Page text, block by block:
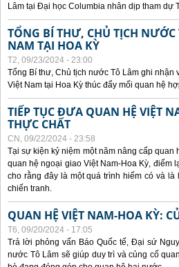
Lâm tại Đại học Columbia nhân dịp tham
TỔNG BÍ THƯ, CHỦ TỊCH
NAM TẠI HOA KỲ
T2, 09/23/2024 - 23:00
Tổng Bí thư, Chủ tịch nước Tô Lâm ghi
Việt Nam tại Hoa Kỳ thúc đẩy mối quan hệ
TIẾP TỤC ĐƯA QUAN HỆ VIỆT
THỰC CHẤT
CN, 09/22/2024 - 23:58
Tại sự kiện kỷ niệm một năm nâng cấp
quan hệ ngoại giao Việt Nam-Hoa Kỳ, điểm
cho rằng đây là một quá trình hiếm có và
chiến tranh.
QUAN HỆ VIỆT NAM-HOA KỲ:
T6, 09/20/2024 - 17:05
Trả lời phỏng vấn Báo Quốc tế, Đại sứ
nước Tô Lâm sẽ giúp duy trì và củng cố